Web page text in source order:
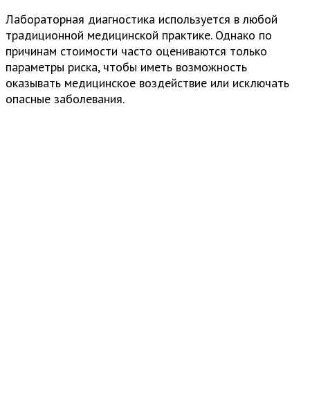
Лабораторная диагностика используется в любой
традиционной медицинской практике. Однако по
причинам стоимости часто оцениваются только
параметры риска, чтобы иметь возможность
оказывать медицинское воздействие или исключать
опасные заболевания.